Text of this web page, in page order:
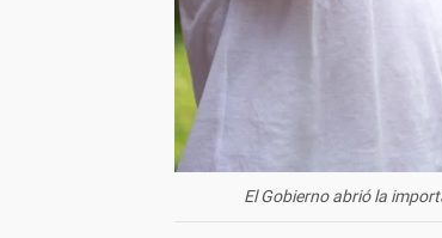
El Gobierno abrió la